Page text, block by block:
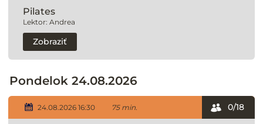
Pilates
Lektor: Andrea
Zobraziť
Pondelok 24.08.2026
24.08.2026 16:30 75 min. 0/18